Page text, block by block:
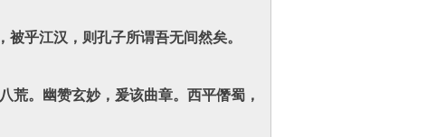
乎江汉，则孔子所谓吾无间然矣。
。幽赞玄妙，爰该曲章。西平僭蜀，